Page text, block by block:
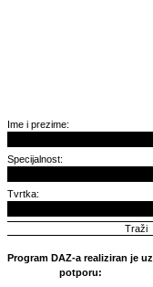
Ime i prezime:
Specijalnost:
Tvrtka:
Program DAZ-a realiziran je uz
potporu: